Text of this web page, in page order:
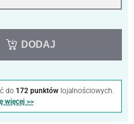
DODAJ
do 172 punktów lojalnościowych.
więcej >>